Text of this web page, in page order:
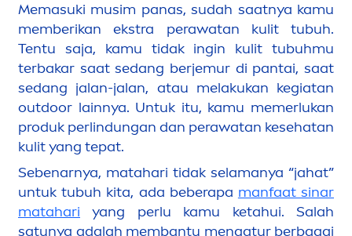
Memasuki musim panas, sudah saatnya kamu
memberikan ekstra perawatan kulit tubuh.
Tentu saja, kamu tidak ingin kulit tubuhmu
terbakar saat sedang berjemur di pantai, saat
sedang jalan-jalan, atau melakukan kegiatan
outdoor lainnya. Untuk itu, kamu memerlukan
produk perlindungan dan perawatan kesehatan
kulit yang tepat.
Sebenarnya, matahari tidak selamanya “jahat”
untuk tubuh kita, ada beberapa manfaat sinar
matahari yang perlu kamu ketahui. Salah
satunya adalah membantu mengatur berbagai